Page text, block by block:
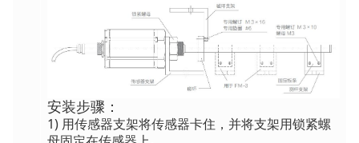
安装步骤：
1) 用传感器支架将传感器卡住，并将支架用锁紧螺